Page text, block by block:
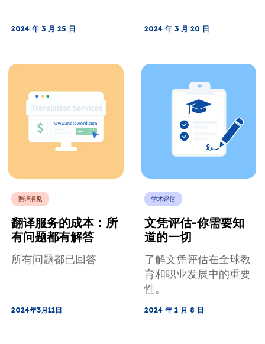
2024 年 3 月 25 日 2024 年 3 月 20 日
翻译洞见
翻译服务的成本：所
有问题都有解答
所有问题都已回答
2024年3月11日
学术评估
文凭评估-你需要知
道的一切
了解文凭评估在全球教
育和职业发展中的重要
性。
2024 年 1 月 8 日